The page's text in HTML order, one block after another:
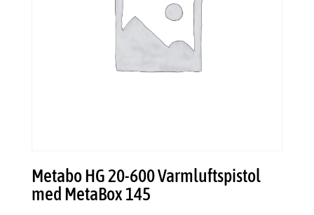
Metabo HG 20-600 Varmluftspistol
med MetaBox 145